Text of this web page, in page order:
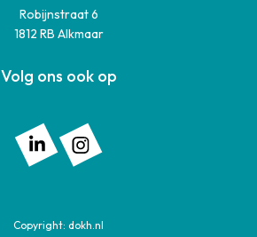
Robijnstraat 6
1812 RB Alkmaar
Volg ons ook op
Volg ons op: Linkedin
Copyright: dokh.nl